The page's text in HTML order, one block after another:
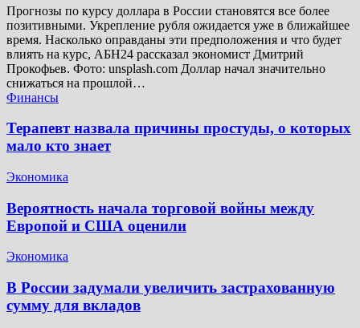
Прогнозы по курсу доллара в России становятся все более
позитивными. Укрепление рубля ожидается уже в ближайшее
время. Насколько оправданы эти предположения и что будет
влиять на курс, АБН24 рассказал экономист Дмитрий
Прокофьев. Фото: unsplash.com Доллар начал значительно
снижаться на прошлой…
Финансы
Терапевт назвала причины простуды, о которых
мало кто знает
Экономика
Вероятность начала торговой войны между
Европой и США оценили
Экономика
В России задумали увеличить застрахованную
сумму для вкладов